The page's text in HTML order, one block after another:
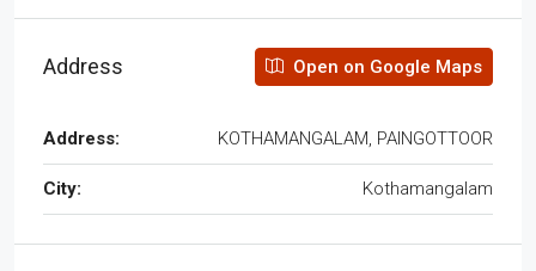
Address Open on Google Maps
Address: KOTHAMANGALAM, PAINGOTTOOR
City: Kothamangalam